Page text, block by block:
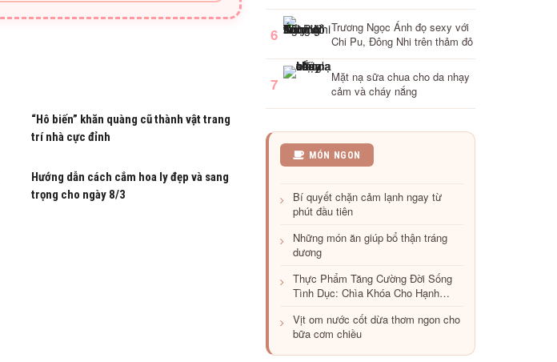
“Hô biến” khăn quàng cũ thành vật trang
trí nhà cực đỉnh
Hướng dẫn cách cắm hoa ly đẹp và sang
trọng cho ngày 8/3
6
Trương Ngọc Ánh đọ sexy với
Chi Pu, Đông Nhi trên thảm đỏ
7
Mặt nạ sữa chua cho da nhạy
cảm và cháy nắng
MÓN NGON
Bí quyết chặn cảm lạnh ngay từ
phút đầu tiên
Những món ăn giúp bổ thận tráng
dương
Thực Phẩm Tăng Cường Đời Sống
Tình Dục: Chìa Khóa Cho Hạnh
Vịt om nước cốt dừa thơm ngon cho
bữa cơm chiều